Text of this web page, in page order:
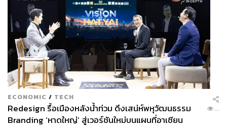
และสิ่งที่ดีที่สุดคืออาร์เตตาไม่ได้มีแค่เอดู
เขามี ‘แบ็ก’ อีกคนที่สำคัญและใหญ่กว่าด้วย
ECONOMIC / TECH
Redesign รื้อเมืองหลังน้ำท่วม ดึงเสน่ห์พหุวัฒนธรรม
Branding ‘หาดใหญ่’ สู่เวอร์ชันใหม่บนแผนที่อาเซียน
...